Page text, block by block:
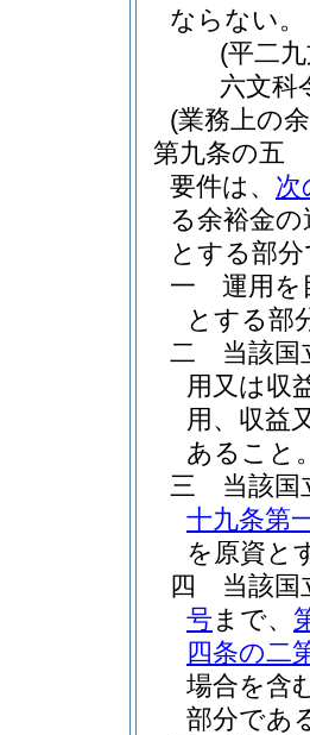
ならない。
(平二
六文科
(業務上の
第九条の五
要件は、 次
る余裕金
とする部
一
運用を
とする部
二
当該
用又は収
用、収益
あること
三
当該国
十九条第
を原資と
四
当該国
号まで、
四条の二
場合を含
部分であ